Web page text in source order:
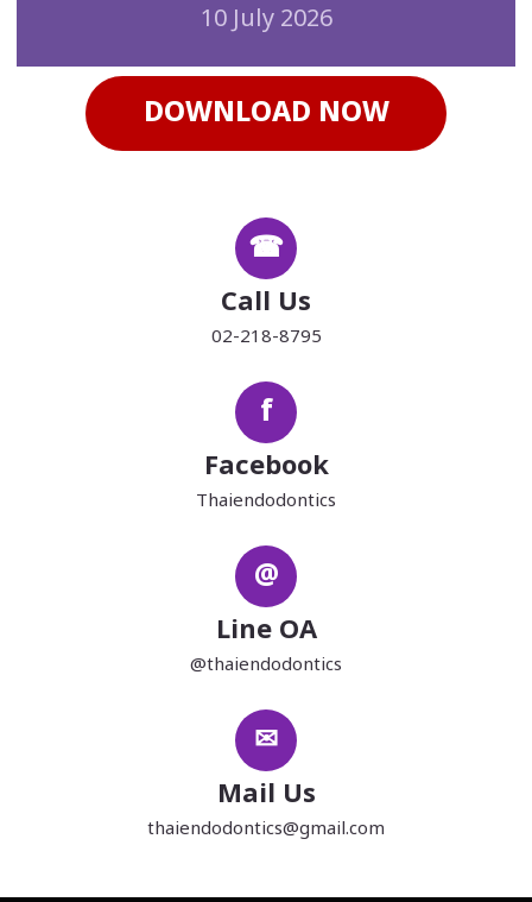
10 July 2026
DOWNLOAD NOW
☎
Call Us
02-218-8795
f
Facebook
Thaiendodontics
@
Line OA
@thaiendodontics
✉
Mail Us
thaiendodontics@gmail.com